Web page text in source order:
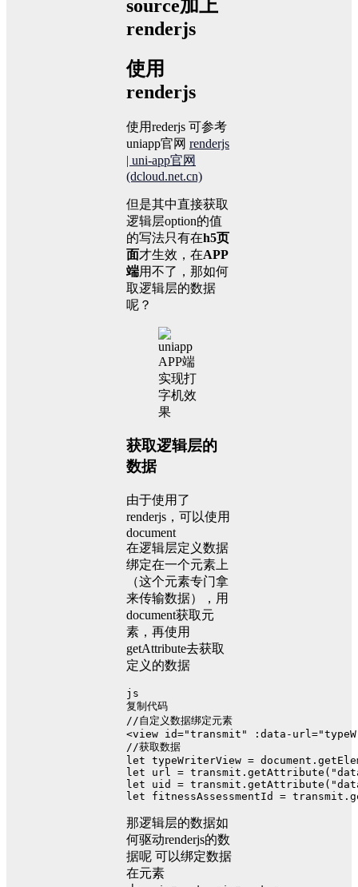
source加上
renderjs
使用
renderjs
使用rederjs 可参考
uniapp官网 renderjs
| uni-app官网
(dcloud.net.cn)
但是其中直接获取
逻辑层option的值
的写法只有在h5页
面才生效，在APP
端用不了，那如何
取逻辑层的数据
呢？
获取逻辑层的
数据
由于使用了
renderjs，可以使用
document
在逻辑层定义数据
绑定在一个元素上
（这个元素专门拿
来传输数据），用
document获取元
素，再使用
getAttribute去获取
定义的数据
js
复制代码
//自定义数据绑定元素
<view id="transmit" :data-url=
//获取数据
let typeWriterView = document .
let url = transmit. getAttribute (
let uid = transmit. getAttribute (
let fitnessAssessmentId = transmit.
那逻辑层的数据如
何驱动renderjs的数
据呢 可以绑定数据
在元素